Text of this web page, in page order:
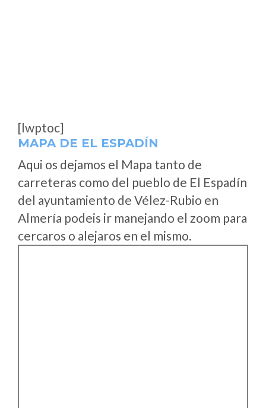
[lwptoc]
MAPA DE EL ESPADÍN
Aqui os dejamos el Mapa tanto de
carreteras como del pueblo de El Espadín
del ayuntamiento de Vélez-Rubio en
Almería podeis ir manejando el zoom para
cercaros o alejaros en el mismo.